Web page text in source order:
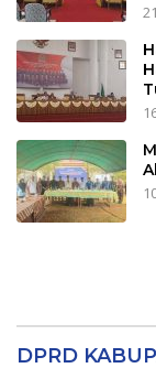
DPRD